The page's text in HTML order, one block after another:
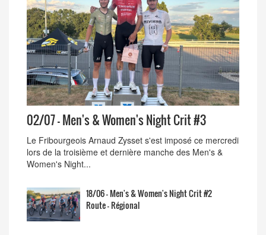
02/07 - Men's & Women's Night Crit #3
Le Fribourgeois Arnaud Zysset s'est imposé ce mercredi
lors de la troisième et dernière manche des Men's &
Women's Night...
18/06 - Men's & Women's Night Crit #2
Route - Régional